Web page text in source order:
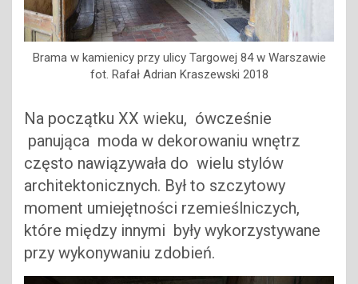
Brama w kamienicy przy ulicy Targowej 84 w Warszawie
fot. Rafał Adrian Kraszewski 2018
Na początku XX wieku, ówcześnie
panująca moda w dekorowaniu wnętrz
często nawiązywała do wielu stylów
architektonicznych. Był to szczytowy
moment umiejętności rzemieślniczych,
które między innymi były wykorzystywane
przy wykonywaniu zdobień.